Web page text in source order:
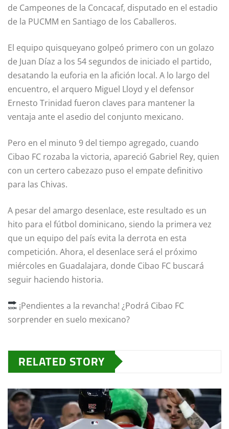
de Campeones de la Concacaf, disputado en el estadio
de la PUCMM en Santiago de los Caballeros.
El equipo quisqueyano golpeó primero con un golazo
de Juan Díaz a los 54 segundos de iniciado el partido,
desatando la euforia en la afición local. A lo largo del
encuentro, el arquero Miguel Lloyd y el defensor
Ernesto Trinidad fueron claves para mantener la
ventaja ante el asedio del conjunto mexicano.
Pero en el minuto 9 del tiempo agregado, cuando
Cibao FC rozaba la victoria, apareció Gabriel Rey, quien
con un certero cabezazo puso el empate definitivo
para las Chivas.
A pesar del amargo desenlace, este resultado es un
hito para el fútbol dominicano, siendo la primera vez
que un equipo del país evita la derrota en esta
competición. Ahora, el desenlace será el próximo
miércoles en Guadalajara, donde Cibao FC buscará
seguir haciendo historia.
¡Pendientes a la revancha! ¿Podrá Cibao FC
sorprender en suelo mexicano?
RELATED STORY